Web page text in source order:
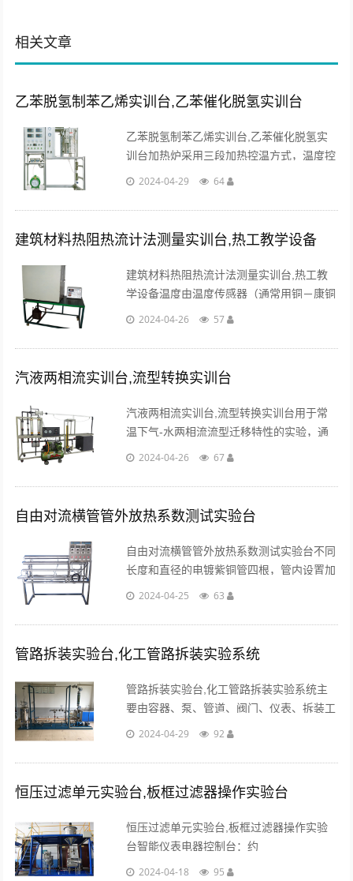
相关文章
乙苯脱氢制苯乙烯实训台,乙苯催化脱氢实训台
乙苯脱氢制苯乙烯实训台,乙苯催化脱氢实
训台加热炉采用三段加热控温方式，温度控
制灵活。恒温区较宽，采用高精度智能化仪
2024-04-29 64
建筑材料热阻热流计法测量实训台,热工教学设备
建筑材料热阻热流计法测量实训台,热工教
学设备温度由温度传感器（通常用铜－康铜
热电偶或热电阻）测量，热流由热流计测
数转换成热流密度。...
2024-04-26 57
汽液两相流实训台,流型转换实训台
汽液两相流实训台,流型转换实训台用于常
温下气-水两相流流型迁移特性的实验，通
过调节流经实验段的气、水流量，使实验段
流。...
2024-04-26 67
自由对流横管管外放热系数测试实验台
自由对流横管管外放热系数测试实验台不同
长度和直径的电镀紫铜管四根，管内设置加
热器，固体调压模块无机调节加热，测温传
2024-04-25 63
管路拆装实验台,化工管路拆装实验系统
管路拆装实验台,化工管路拆装实验系统主
要由容器、泵、管道、阀门、仪表、拆装工
具、试压设备、工具材料货架等构成。系统
2024-04-29 92
恒压过滤单元实验台,板框过滤器操作实验台
恒压过滤单元实验台,板框过滤器操作实验
台智能仪表电器控制台：约
1650X700X1400钢质喷塑琴式结构就地仪
2024-04-18 95